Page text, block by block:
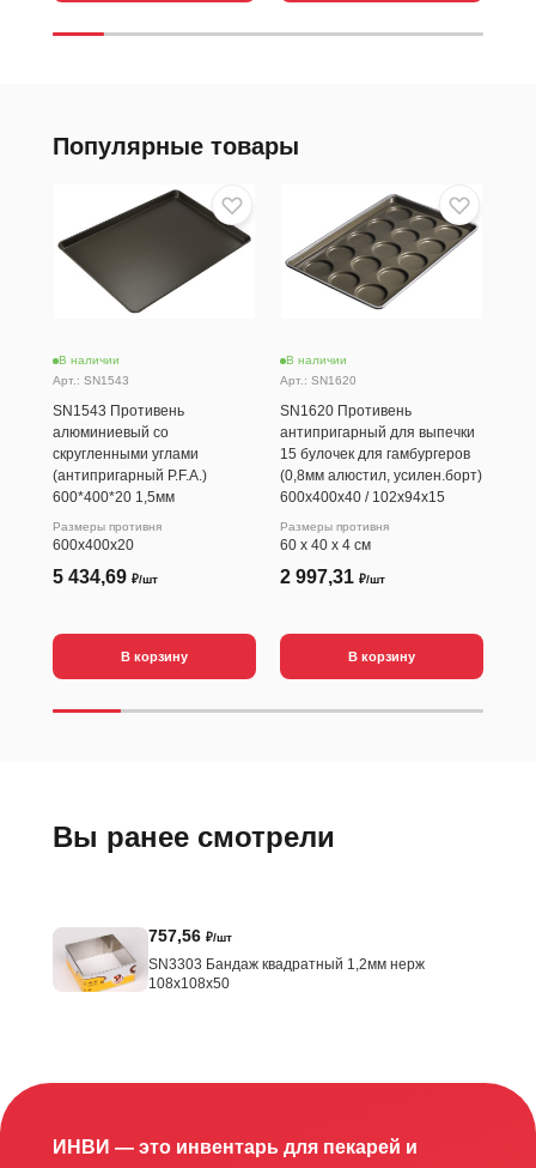
Популярные товары
В наличии
Арт.: SN1543
SN1543 Противень
алюминиевый со
скругленными углами
(антипригарный P.F.A.)
600*400*20 1,5мм
Размеры противня
600х400х20
5 434,69 ₽/шт
В корзину
В наличии
Арт.: SN1620
SN1620 Противень
антипригарный для выпечки
15 булочек для гамбургеров
(0,8мм алюстил, усилен.борт)
600х400х40 / 102х94х15
Размеры противня
60 х 40 х 4 см
2 997,31 ₽/шт
В корзину
Вы ранее смотрели
757,56 ₽/шт
SN3303 Бандаж квадратный 1,2мм нерж
108х108х50
ИНВИ — это инвентарь для пекарей и